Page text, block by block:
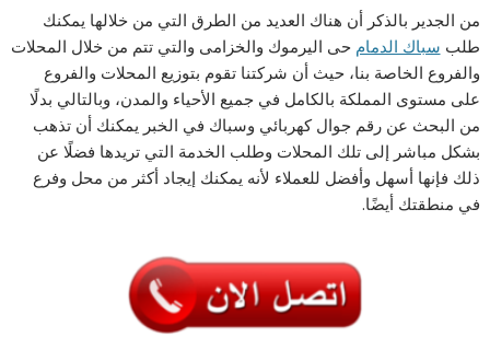
من الجدير بالذكر أن هناك العديد من الطرق التي من خلالها يمكنك
طلب سباك الدمام حى اليرموك والخزامى والتي تتم من خلال المحلات
والفروع الخاصة بنا، حيث أن شركتنا تقوم بتوزيع المحلات والفروع
على مستوى المملكة بالكامل في جميع الأحياء والمدن، وبالتالي بدلًا
من البحث عن رقم جوال كهربائي وسباك في الخبر يمكنك أن تذهب
بشكل مباشر إلى تلك المحلات وطلب الخدمة التي تريدها فضلًا عن
ذلك فإنها أسهل وأفضل للعملاء لأنه يمكنك إيجاد أكثر من محل وفرع
في منطقتك أيضًا.